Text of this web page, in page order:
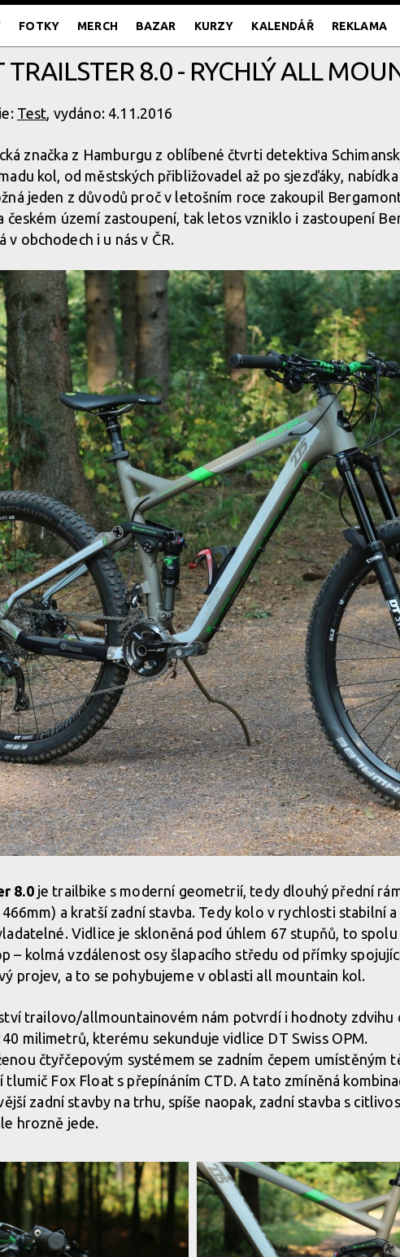
FOTKY MERCH BAZAR KURZY KALENDÁŘ REKLAMA
8.0 - RYCHLÝ ALL
Test, vydáno: 4.11.2016
značka z Hamburgu z oblíbené čtvrti detektiva
kol, od městských přibližovadel až po sjezďáky,
jeden z důvodů proč v letošním roce zakoupil
českém území zastoupení, tak letos vzniklo i zastoupení
v obchodech i u nás v ČR.
8.0je trailbike s moderní geometrií, tedy dlouhý přední
a kratší zadní stavba. Tedy kolo v rychlosti stabilní
Vidlice je skloněná pod úhlem 67 stupňů, to
– kolmá vzdálenost osy šlapacího středu od přímky
projev, a to se pohybujeme v oblasti all mountain kol.
trailovo/allmou­ntainovém nám potvrdí i hodnoty zdvihu
milimetrů, kterému sekunduje vidlice DT Swiss OPM.
čtyřčepovým systémem se zadním čepem umístěným
Fox Float s přepínáním CTD. A tato zmíněná
zadní stavby na trhu, spíše naopak, zadní stavba s
hrozně jede.